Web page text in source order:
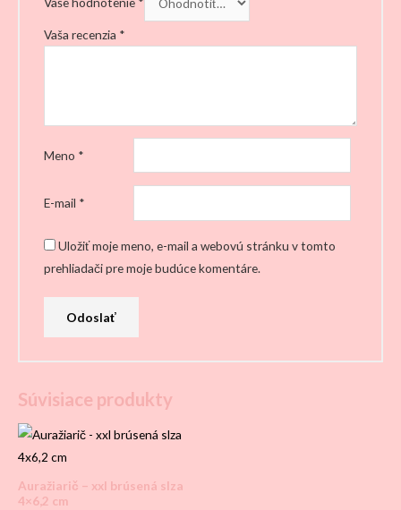
Vaša recenzia *
Meno *
E-mail *
Uložiť moje meno, e-mail a webovú stránku v tomto
prehliadači pre moje budúce komentáre.
Súvisiace produkty
Auražiarič – xxl brúsená slza
4×6,2 cm